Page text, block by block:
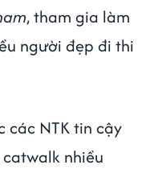
, tham gia làm
người đẹp đi thi
các NTK tin cậy
nhiều